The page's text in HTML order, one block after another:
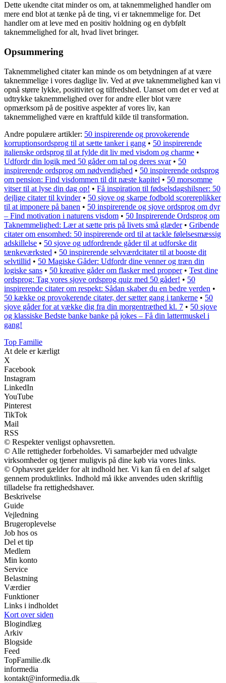
Dette ukendte citat minder os om, at taknemmelighed handler om
mere end blot at tænke på de ting, vi er taknemmelige for. Det
handler om at leve med en positiv holdning og en dybfølt
taknemmelighed for alt, hvad livet bringer.
Opsummering
Taknemmelighed citater kan minde os om betydningen af at være
taknemmelige i vores daglige liv. Ved at øve taknemmelighed kan vi
opnå større lykke, positivitet og tilfredshed. Uanset om det er ved at
udtrykke taknemmelighed over for andre eller blot være
opmærksom på de positive aspekter af vores liv, kan
taknemmelighed være en kraftfuld kilde til transformation.
Andre populære artikler: 50 inspirerende og provokerende
korruptionsordsprog til at sætte tanker i gang • 50 inspirerende
italienske ordsprog til at fylde dit liv med visdom og charme •
Udfordr din logik med 50 gåder om tal og deres svar• 50
inspirerende ordsprog om nødvendighed • 50 inspirerende ordsprog
om pension: Find visdommen til dit næste kapitel • 50 morsomme
vitser til at lyse din dag op! • Få inspiration til fødselsdagshilsner: 50
dejlige citater til kvinder• 50 sjove og skarpe fodbold scorereplikker
til at imponere på banen • 50 inspirerende og sjove ordsprog om dyr
– Find motivation i naturens visdom • 50 Inspirerende Ordsprog om
Taknemmelighed: Lær at sætte pris på livets små glæder• Gribende
citater om ensomhed: 50 inspirerende ord til at tackle følelsesmæssig
adskillelse • 50 sjove og udfordrende gåder til at udforske dit
tænkeværksted • 50 inspirerende selvværdcitater til at booste dit
selvtillid • 50 Magiske Gåder: Udfordr dine venner og træn din
logiske sans • 50 kreative gåder om flasker med propper• Test dine
ordsprog: Tag vores sjove ordsprog quiz med 50 gåder! • 50
inspirerende citater om respekt: Sådan skaber du en bedre verden •
50 kække og provokerende citater, der sætter gang i tankerne • 50
sjove gåder for at vække dig fra din morgentræthed kl. 7 • 50 sjove
og klassiske Bedste banke banke på jokes – Få din lattermuskel i
gang!
Top Familie
At dele er kærligt
X
Facebook
Instagram
LinkedIn
YouTube
Pinterest
TikTok
Mail
RSS
© Respekter venligst ophavsretten.
© Alle rettigheder forbeholdes. Vi samarbejder med udvalgte
virksomheder og tjener muligvis på dine køb via vores links.
© Ophavsret gælder for alt indhold her. Vi kan få en del af salget
gennem produktlinks. Indhold må ikke anvendes uden skriftlig
tilladelse fra rettighedshaver.
Beskrivelse
Guide
Vejledning
Brugeroplevelse
Job hos os
Del et tip
Medlem
Min konto
Service
Belastning
Værdier
Funktioner
Links i indholdet
Kort over siden
Blogindlæg
Arkiv
Blogside
Feed
TopFamilie.dk
informedia
kontakt@informedia.dk